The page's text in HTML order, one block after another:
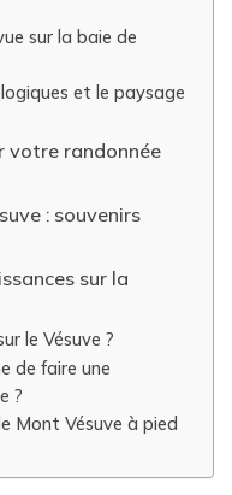
sur la baie de
et le paysage
votre randonnée
: souvenirs
sur la
le Vésuve ?
de faire une
?
Mont Vésuve à pied